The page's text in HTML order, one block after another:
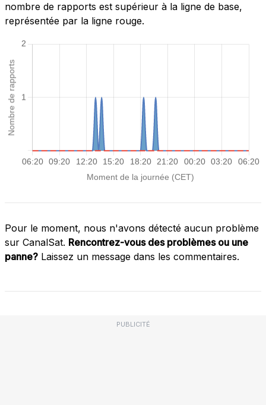
nombre de rapports est supérieur à la ligne de base,
représentée par la ligne rouge.
Pour le moment, nous n'avons détecté aucun problème
sur CanalSat. Rencontrez-vous des problèmes ou une
panne? Laissez un message dans les commentaires.
PUBLICITÉ